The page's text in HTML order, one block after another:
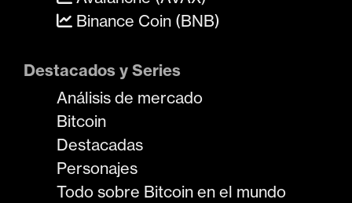
Binance Coin (BNB)
Destacados y Series
Análisis de mercado
Bitcoin
Destacadas
Personajes
Todo sobre Bitcoin en el mundo